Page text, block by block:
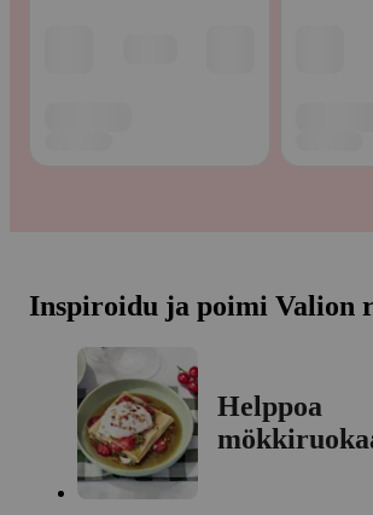
Inspiroidu ja poimi Valion
Helppoa